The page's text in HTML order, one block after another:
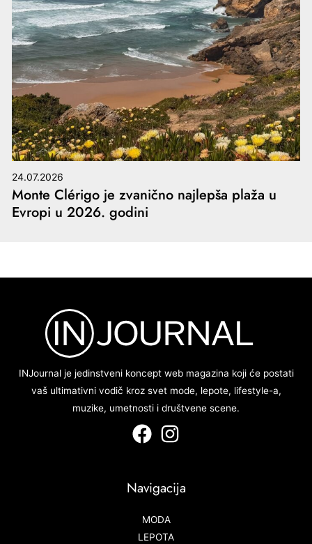
24.07.2026
Monte Clérigo je zvanično najlepša plaža u
Evropi u 2026. godini
INJournal je jedinstveni koncept web magazina koji će postati
vaš ultimativni vodič kroz svet mode, lepote, lifestyle-a,
muzike, umetnosti i društvene scene.
Navigacija
MODA
LEPOTA